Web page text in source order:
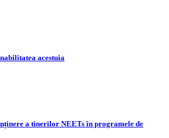
acestuia
a tinerilor NEETs în programele de